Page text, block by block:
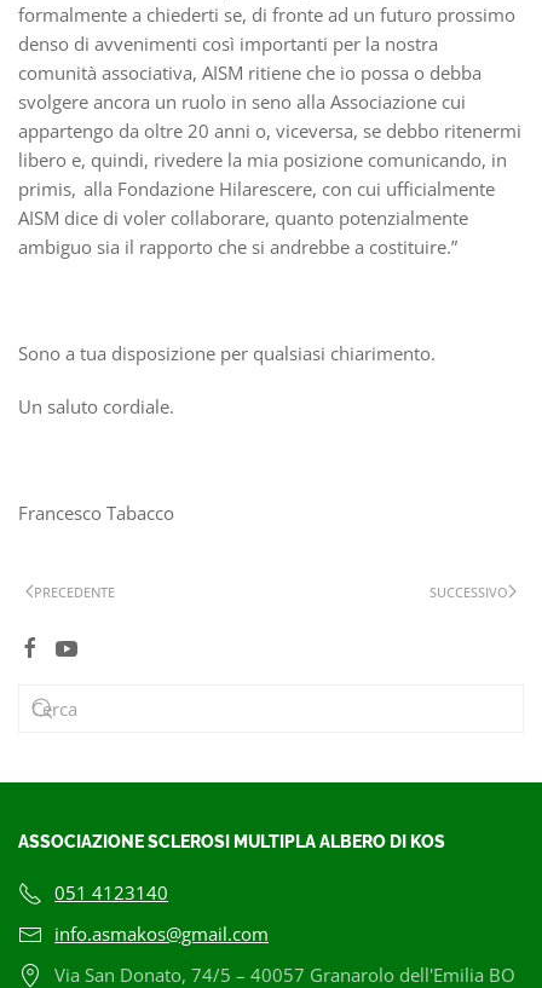
formalmente a chiederti se, di fronte ad un futuro prossimo
denso di avvenimenti così importanti per la nostra
comunità associativa, AISM ritiene che io possa o debba
svolgere ancora un ruolo in seno alla Associazione cui
appartengo da oltre 20 anni o, viceversa, se debbo ritenermi
libero e, quindi, rivedere la mia posizione comunicando, in
primis, alla Fondazione Hilarescere, con cui ufficialmente
AISM dice di voler collaborare, quanto potenzialmente
ambiguo sia il rapporto che si andrebbe a costituire.”
Sono a tua disposizione per qualsiasi chiarimento.
Un saluto cordiale.
Francesco Tabacco
PRECEDENTE SUCCESSIVO
ASSOCIAZIONE SCLEROSI MULTIPLA ALBERO DI KOS
051 4123140
info.asmakos@gmail.com
Via San Donato, 74/5 – 40057 Granarolo dell'Emilia BO